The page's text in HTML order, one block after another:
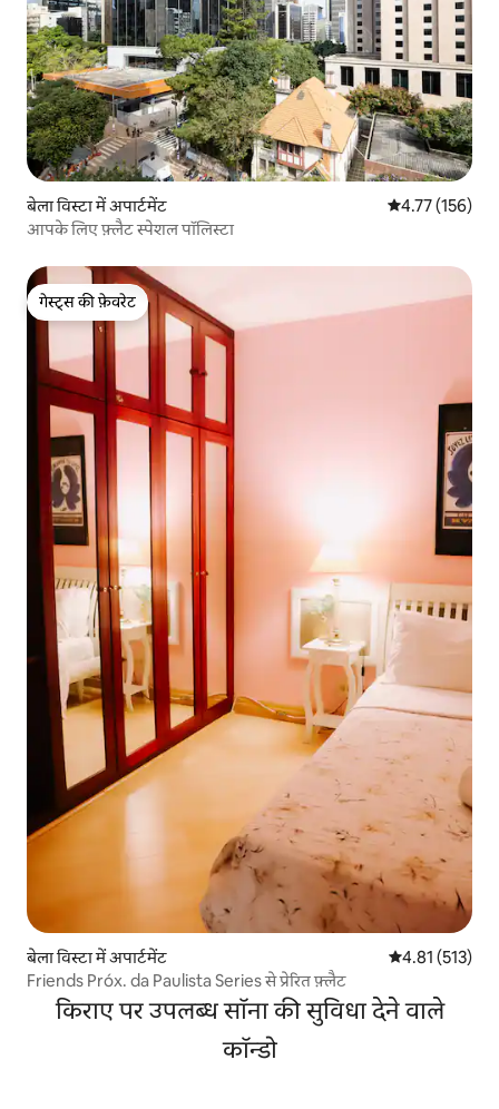
बेला विस्टा में अपार्टमेंट औसत रेटिंग 5 में से
4.77 (156)
आपके लिए फ़्लैट स्पेशल पॉलिस्टा
गेस्ट्स की फ़ेवरेट
गेस्ट्स की फ़ेवरेट
बेला विस्टा में अपार्टमेंट औसत रेटिंग 5 में से
4.81 (513)
Friends Próx. da Paulista Series से प्रेरित फ़्लैट
किराए पर उपलब्ध सॉना की सुविधा देने वाले
कॉन्डो